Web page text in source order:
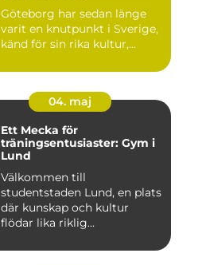
Göteborg har sedan länge
varit en knutpunkt i Sverige,
känd för sin rika kultur,...
04. maj
Ett Mecka för
träningsentusiaster: Gym i
Lund
Välkommen till
studentstaden Lund, en plats
där kunskap och kultur
flödar lika riklig...